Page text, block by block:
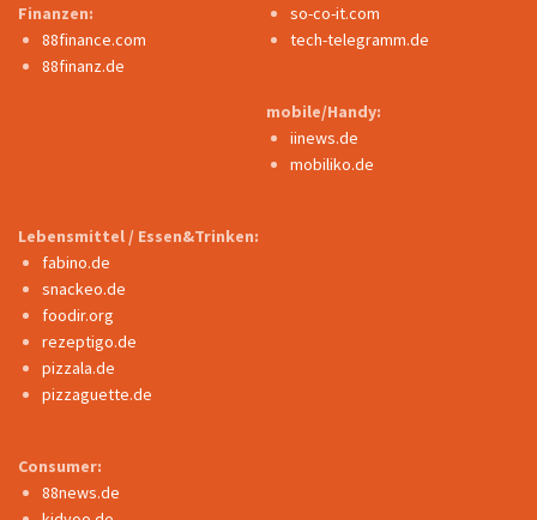
Finanzen:
88finance.com
88finanz.de
so-co-it.com
tech-telegramm.de
mobile/Handy:
iinews.de
mobiliko.de
Lebensmittel / Essen&Trinken:
fabino.de
snackeo.de
foodir.org
rezeptigo.de
pizzala.de
pizzaguette.de
Consumer:
88news.de